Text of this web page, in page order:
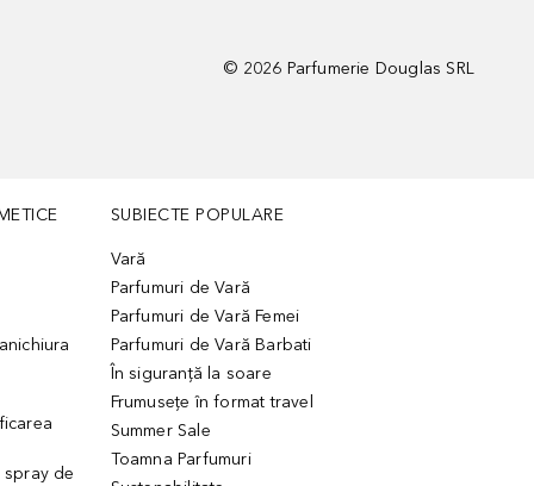
© 2026 Parfumerie Douglas SRL
spray de
SUBIECTE POPULARE
Vară
Parfumuri de Vară
Parfumuri de Vară Femei
Parfumuri de Vară Barbati
În siguranță la soare
Frumusețe în format travel
Summer Sale
Toamna Parfumuri